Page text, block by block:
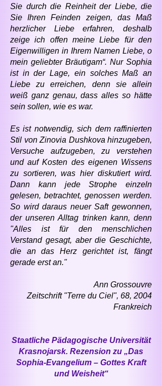
Sie durch die Reinheit der Liebe, die
Sie Ihren Feinden zeigen, das Maß
herzlicher Liebe erfahren, deshalb
zeige ich offen meine Liebe für den
Eigenwilligen in Ihrem Namen Liebe, o
mein geliebter Bräutigam“. Nur Sophia
ist in der Lage, ein solches Maß an
Liebe zu erreichen, denn sie allein
weiß ganz genau, dass alles so hätte
sein sollen, wie es war.
Es ist notwendig, sich dem raffinierten
Stil von Zinovia Dushkova hinzugeben,
Versuche aufzugeben, zu verstehen
und auf Kosten des eigenen Wissens
zu sortieren, was hier diskutiert wird.
Dann kann jede Strophe einzeln
gelesen, betrachtet, genossen werden.
So wird daraus neuer Saft gewonnen,
der unseren Alltag trinken kann, denn
"Alles ist für den menschlichen
Verstand gesagt, aber die Geschichte,
die an das Herz gerichtet ist, fängt
gerade erst an."
Ann Grossouvre
Zeitschrift "Terre du Ciel", 68, 2004
Frankreich
Staatliche Pädagogische Universität
Krasnojarsk. Rezension zu „Das
Sophia-Evangelium – Gottes Kraft
und Weisheit“